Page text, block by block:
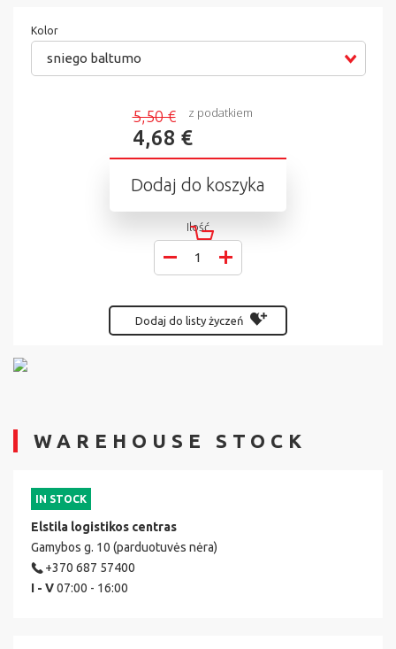
Kolor
sniego baltumo
5,50 €
4,68 €
z podatkiem
Dodaj do koszyka
Ilość
Dodaj do listy życzeń
WAREHOUSE STOCK
IN STOCK
Elstila logistikos centras
Gamybos g. 10 (parduotuvės nėra)
+370 687 57400
I - V07:00 - 16:00